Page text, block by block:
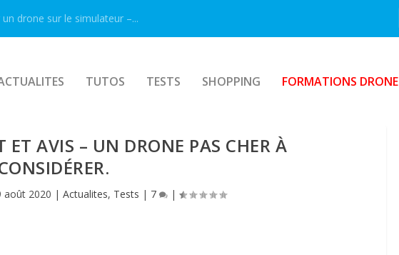
un drone sur le simulateur –...
TUTOS TESTS SHOPPING FORMATIONS DRONE
ET AVIS – UN DRONE PAS CHER À
août 2020 |Actualites, Tests | 7 |